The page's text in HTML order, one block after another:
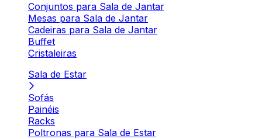
Conjuntos para Sala de Jantar
Mesas para Sala de Jantar
Cadeiras para Sala de Jantar
Buffet
Cristaleiras
Sala de Estar
Sofás
Painéis
Racks
Poltronas para Sala de Estar